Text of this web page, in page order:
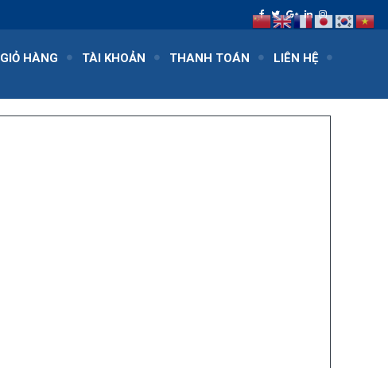
GIỎ HÀNG TÀI KHOẢN THANH TOÁN LIÊN HỆ